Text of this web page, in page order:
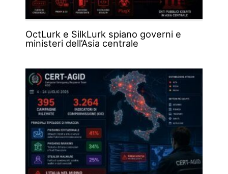
OctLurk e SilkLurk spiano governi e
ministeri dell’Asia centrale